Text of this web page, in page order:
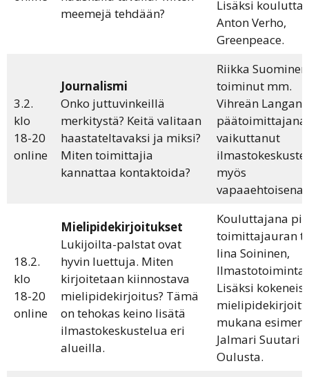
meemejä tehdään?
Lisäksi
Anton Verho,
Greenpeace.
3.2.
klo
18-20
online
Journalismi
Onko juttuvinkeillä
merkitystä? Keitä valitaan
haastateltavaksi ja miksi?
Miten toimittajia
kannattaa kontaktoida?
Riikka
toiminut mm.
Vihreän Langan
päätoimittajana
vaikuttanut
myös
vapaaehtoisena.
18.2.
klo
18-20
online
Mielipidekirjoitukset
Lukijoilta-palstat ovat
hyvin luettuja. Miten
kirjoitetaan kiinnostava
mielipidekirjoitus? Tämä
on tehokas keino lisätä
ilmastokeskustelua eri
alueilla.
Kouluttajana
toimittajauran
Iina Soininen,
Lisäksi
mukana
Jalmari Suutari
Oulusta.